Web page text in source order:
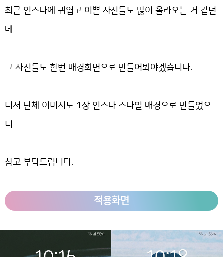
최근 인스타에 귀엽고 이쁜 사진들도 많이 올라오는 거 같던
데
그 사진들도 한번 배경화면으로 만들어봐야겠습니다.
티저 단체 이미지도 1장 인스타 스타일 배경으로 만들었으
니
참고 부탁드립니다.
적용화면